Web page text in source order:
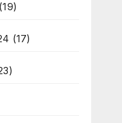
(19)
(17)